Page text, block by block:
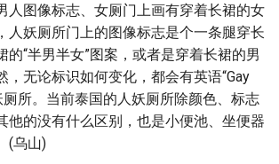
人图像标志、女厕门上画有穿着长裙的女
人妖厕所门上的图像标志是个一条腿穿长
的“半男半女”图案，或者是穿着长裙的男
，无论标识如何变化，都会有英语“Gay
所。当前泰国的人妖厕所除颜色、标志
他的没有什么区别，也是小便池、坐便器
(乌山)